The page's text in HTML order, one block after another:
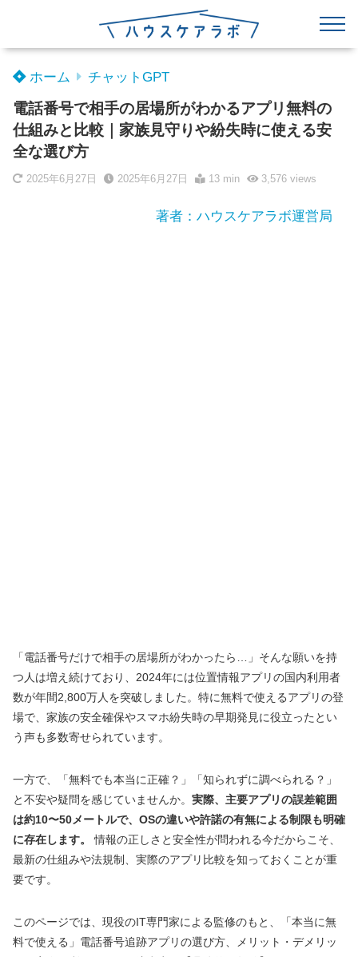
ホーム チャットGPT
電話番号で相手の居場所がわかるアプリ無料の
仕組みと比較｜家族見守りや紛失時に使える安
全な選び方
2025年6月27日 2025年6月27日 13 min 3,576views
著者：ハウスケアラボ運営局
「電話番号だけで相手の居場所がわかったら…」そんな願いを持
つ人は増え続けており、2024年には位置情報アプリの国内利用者
数が年間2,800万人を突破しました。特に無料で使えるアプリの登
場で、家族の安全確保やスマホ紛失時の早期発見に役立ったとい
う声も多数寄せられています。
一方で、「無料でも本当に正確？」「知られずに調べられる？」
と不安や疑問を感じていませんか。 実際、主要アプリの誤差範囲
は約10〜50メートルで、OSの違いや許諾の有無による制限も明確
に存在します。
情報の正しさと安全性が問われる今だからこそ、
最新の仕組みや法規制、実際のアプリ比較を知っておくことが重
要です。
このページでは、現役のIT専門家による監修のもと、「本当に無
料で使える」電話番号追跡アプリの選び方、メリット・デメリッ